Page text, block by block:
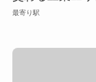
最寄り駅